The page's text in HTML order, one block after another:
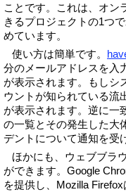
ことです。これは、オン
きるプロジェクトの1つ
めています。
使い方は簡単です。
分のメールアドレスを入
が表示されます。もしシ
ウントが知られている流
が表示されます。逆に一
の一覧とその発生した大
デントについて通知を受
ほかにも、ウェブブラ
ができます。Google
を提供し、Mozilla